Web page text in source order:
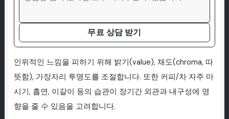
무료 상담 받기
인위적인 느낌을 피하기 위해 밝기(value), 채도(chroma, 따
뜻함), 가장자리 투명도를 조절합니다. 또한 커피/차 자주 마
시기, 흡연, 이갈이 등의 습관이 장기간 외관과 내구성에 영
향을 줄 수 있음을 고려합니다.